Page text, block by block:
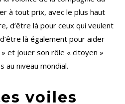
à tout prix, avec le plus haut
d’être là pour ceux qui veulent
là également pour aider
et jouer son rôle « citoyen »
au niveau mondial.
voiles